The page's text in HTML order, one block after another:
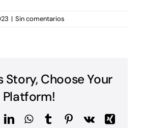
| Sin comentarios
Story, Choose Your
Platform!
LinkedInWhatsApp
TumblrPinterest
Vk
Xing